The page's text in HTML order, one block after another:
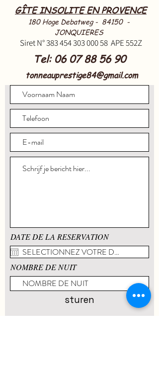
GÎTE INSOLITE EN PROVENCE
180 Hoge Debatweg - 84150 -
JONQUIERES
Siret N°383 454 303 000 58 APE 552Z
Tel: 06 07 88 56 90
tonneauprestige84@gmail.com
DATE DE LA RESERVATION
NOMBRE DE NUIT
sturen